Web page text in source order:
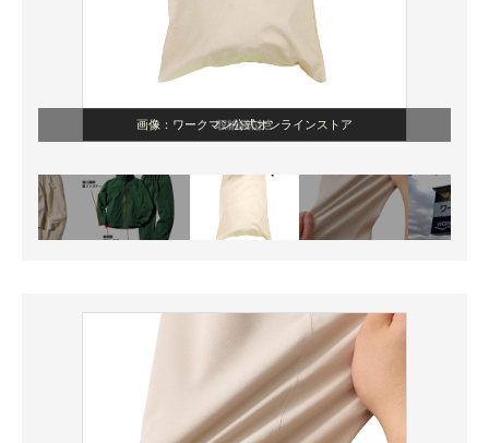
画像：ワークマン公式オンラインストア